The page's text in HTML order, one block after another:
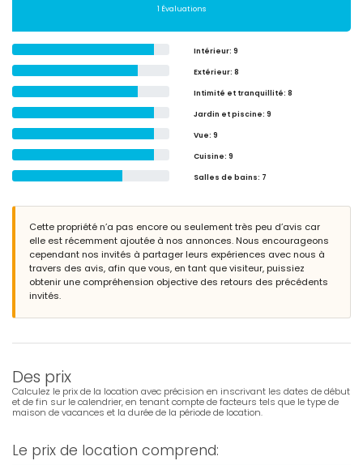
1 Évaluations
Intérieur: 9
Extérieur: 8
Intimité et tranquillité: 8
Jardin et piscine: 9
Vue: 9
Cuisine: 9
Salles de bains: 7
Cette propriété n’a pas encore ou seulement très peu d’avis car
elle est récemment ajoutée à nos annonces. Nous encourageons
cependant nos invités à partager leurs expériences avec nous à
travers des avis, afin que vous, en tant que visiteur, puissiez
obtenir une compréhension objective des retours des précédents
invités.
Des prix
Calculez le prix de la location avec précision en inscrivant les dates de début
et de fin sur le calendrier, en tenant compte de facteurs tels que le type de
maison de vacances et la durée de la période de location.
Le prix de location comprend: